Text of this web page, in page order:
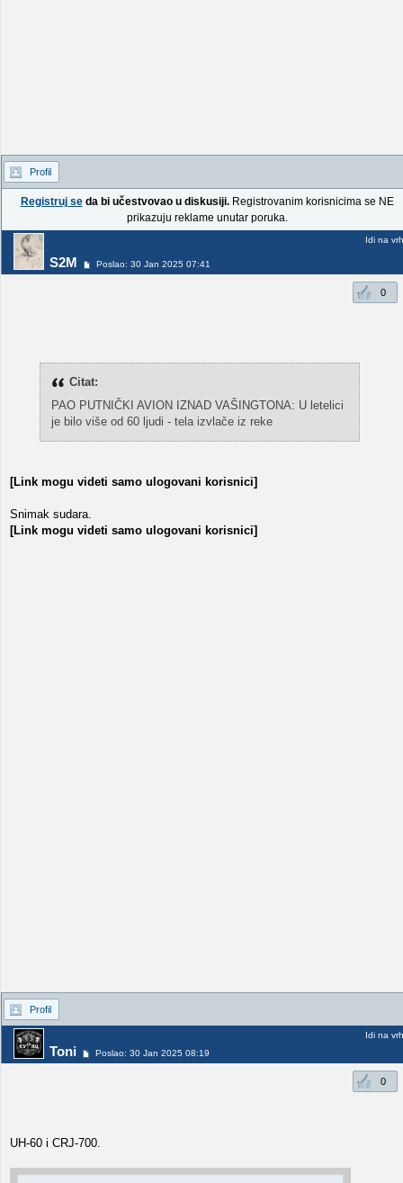
Profil
Registruj seda bi učestvovao u diskusiji.Registrovanim korisnicima se NE
prikazuju reklame unutar poruka.
S2M Poslao: 30 Jan 2025 07:41
Idi na vrh
0
Citat:
PAO PUTNIČKI AVION IZNAD VAŠINGTONA: U letelici
je bilo više od 60 ljudi - tela izvlače iz reke
[Link mogu videti samo ulogovani korisnici]
Snimak sudara.
[Link mogu videti samo ulogovani korisnici]
Profil
Toni Poslao: 30 Jan 2025 08:19
Idi na vrh
0
UH-60 i CRJ-700.